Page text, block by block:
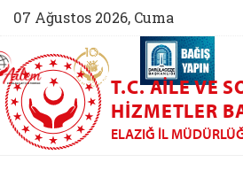
07 Ağustos 2026, Cuma
(yeni sekmede açılır)
AİLEM İletişim Merkezi (yeni sekmede
Aile ve Nüfus On Yılı (yeni
T.C. AILE VE
HIZMETLER
ELAZIĞ İL